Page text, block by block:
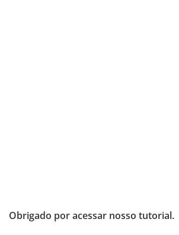
Obrigado por acessar nosso tutorial.